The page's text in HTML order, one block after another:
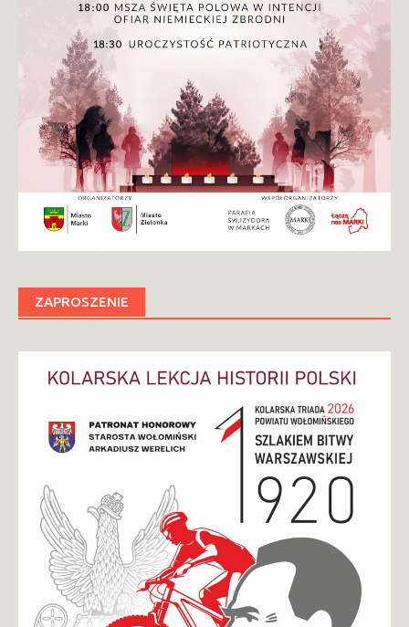
ZAPROSZENIE